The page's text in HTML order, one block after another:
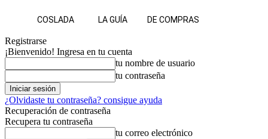
COSLADA LA GUÍA DE COMPRAS
Registrarse
¡Bienvenido! Ingresa en tu cuenta
tu nombre de usuario
tu contraseña
¿Olvidaste tu contraseña? consigue ayuda
Recuperación de contraseña
Recupera tu contraseña
tu correo electrónico